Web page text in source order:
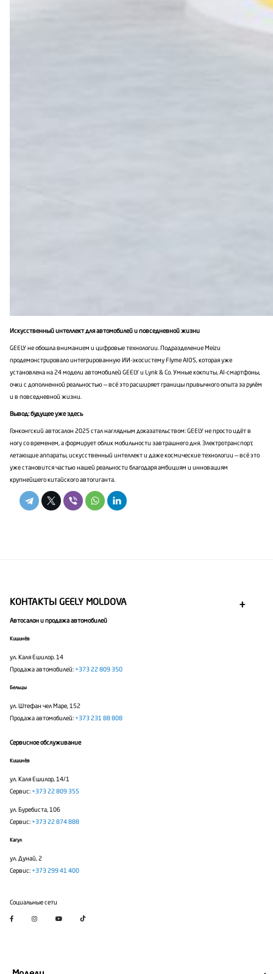
Искусственный интеллект для автомобилей и повседневной жизни
GEELY не обошла вниманием и цифровые технологии. Подразделение Meizu
продемонстрировало интегрированную ИИ-экосистему Flyme AIOS, которая уже
установлена на 24 модели автомобилей GEELY и Lynk & Co. Умные кокпиты, AI-смартфоны,
очки с дополненной реальностью — всё это расширяет границы привычного опыта за рулём
и в повседневной жизни.
Вывод: будущее уже здесь
Гонконгский автосалон 2025 стал наглядным доказательством: GEELY не просто идёт в
ногу со временем, а формирует облик мобильности завтрашнего дня. Электротранспорт,
летающие аппараты, искусственный интеллект и даже космические технологии — всё это
уже становится частью нашей реальности благодаря амбициям и инновациям
крупнейшего китайского автогиганта.
КОНТАКТЫ GEELY MOLDOVA
Автосалон и продажа автомобилей
Кишинёв
ул. Каля Ешилор. 14
Продажа автомобилей:+373 22 809 350
Бельцы
ул. Штефан чел Маре, 152
Продажа автомобилей:+373 231 88 808
Сервисное обслуживание
Кишинёв
ул. Каля Ешилор, 14/1
Сервис:+373 22 809 355
ул. Буребиста, 106
Сервис:+373 22 874 888
Кагул
ул. Дунай, 2
Сервис:+373 299 41 400
Социальные сети